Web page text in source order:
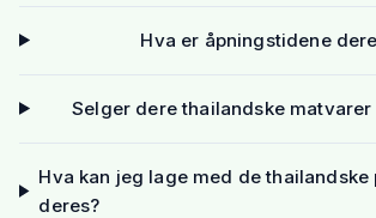
Hva er åpningstidene
Selger dere thailandske matvarer
Hva kan jeg lage med de thailandske
deres?